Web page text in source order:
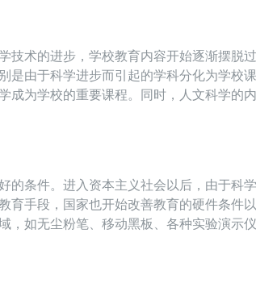
技术的进步，学校教育内容开始逐渐摆脱
是由于科学进步而引起的学科分化为学校
成为学校的重要课程。同时，人文科学的
的条件。进入资本主义社会以后，由于科
育手段，国家也开始改善教育的硬件条件
，如无尘粉笔、移动黑板、各种实验演示